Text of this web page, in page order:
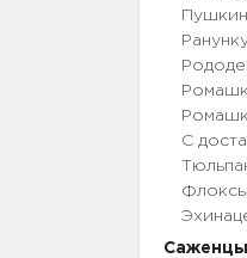
С
Флоксы